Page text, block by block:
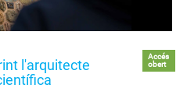
l'arquitecte
Accés
obert